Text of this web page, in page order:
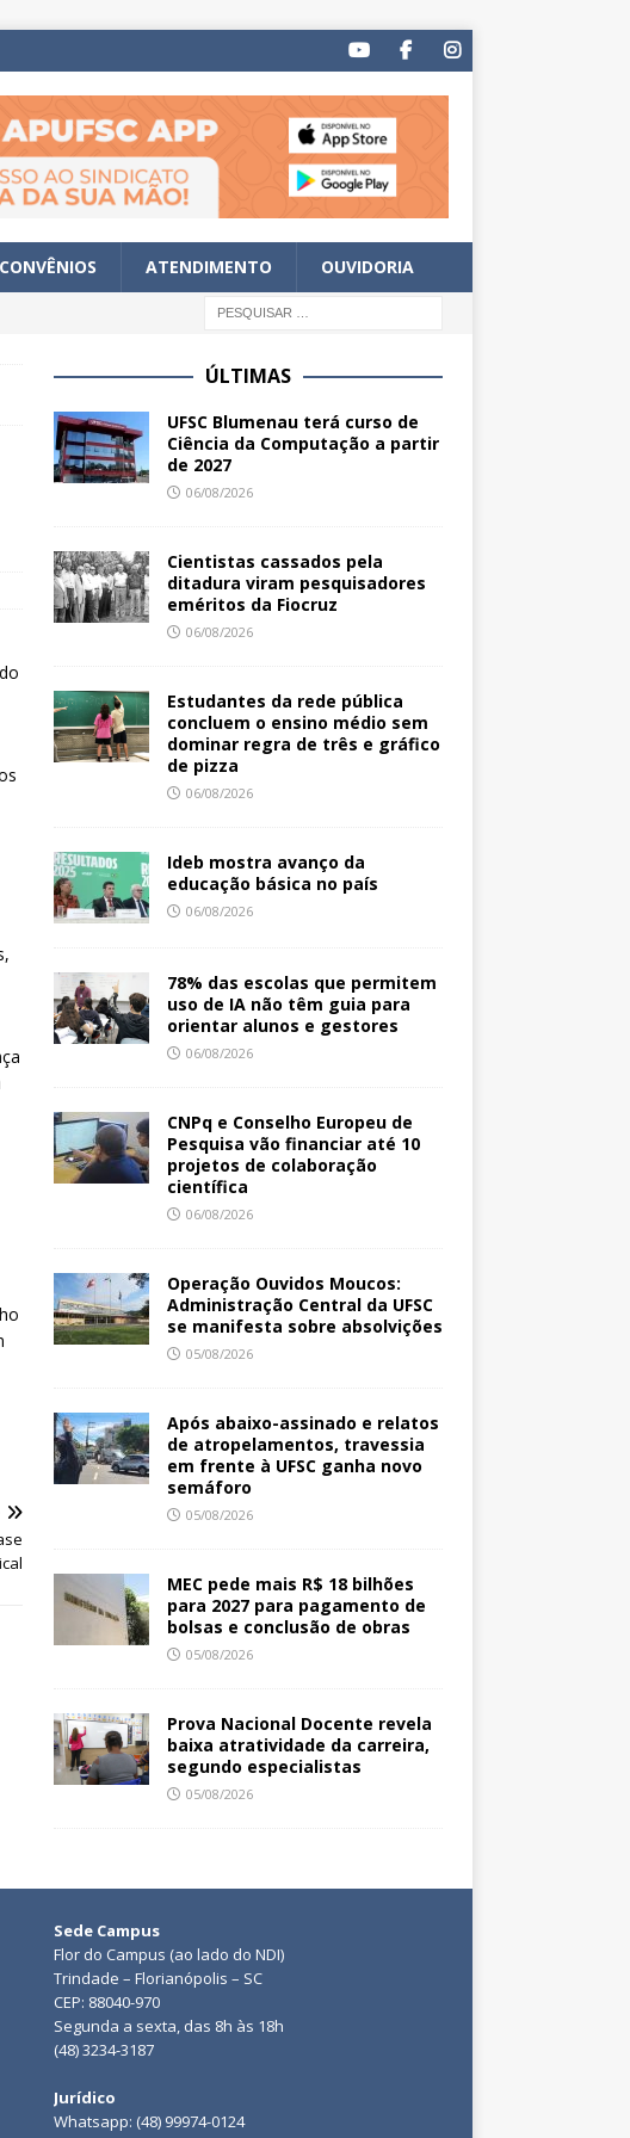
CONVÊNIOS ATENDIMENTO OUVIDORIA
ÚLTIMAS
UFSC Blumenau terá curso de
Ciência da Computação a partir
de 2027
06/08/2026
Cientistas cassados pela
ditadura viram pesquisadores
eméritos da Fiocruz
06/08/2026
Estudantes da rede pública
concluem o ensino médio sem
dominar regra de três e gráfico
de pizza
06/08/2026
Ideb mostra avanço da
educação básica no país
06/08/2026
78% das escolas que permitem
uso de IA não têm guia para
orientar alunos e gestores
06/08/2026
CNPq e Conselho Europeu de
Pesquisa vão financiar até 10
projetos de colaboração
científica
06/08/2026
Operação Ouvidos Moucos:
Administração Central da UFSC
se manifesta sobre absolvições
05/08/2026
Após abaixo-assinado e relatos
de atropelamentos, travessia
em frente à UFSC ganha novo
semáforo
05/08/2026
MEC pede mais R$ 18 bilhões
para 2027 para pagamento de
bolsas e conclusão de obras
05/08/2026
Prova Nacional Docente revela
baixa atratividade da carreira,
segundo especialistas
05/08/2026
Sede Campus
Flor do Campus (ao lado do NDI)
Trindade – Florianópolis – SC
CEP: 88040-970
Segunda a sexta, das 8h às 18h
(48) 3234-3187
Jurídico
Whatsapp: (48) 99974-0124